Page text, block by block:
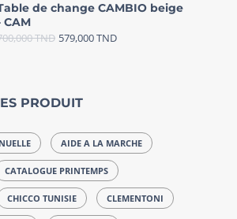
de change CAMBIO beige
CAM
TND 579,000TND
PRODUIT
AIDE A LA MARCHE
CATALOGUE PRINTEMPS
CHICCO TUNISIE CLEMENTONI